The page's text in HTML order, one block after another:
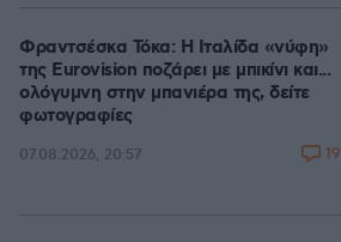
Φραντσέσκα Τόκα: Η Ιταλίδα «νύφη»
της Eurovision ποζάρει με μπικίνι και...
ολόγυμνη στην μπανιέρα της, δείτε
φωτογραφίες
07.08.2026, 20:57 19